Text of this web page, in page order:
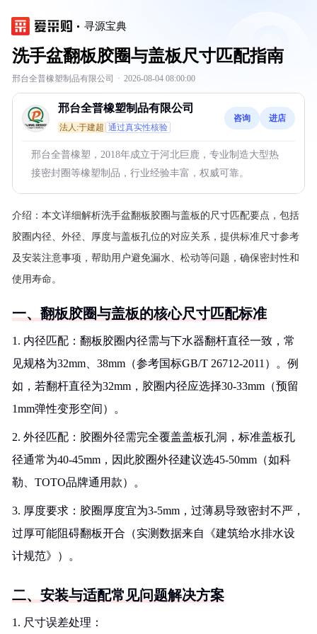
寻源宝典
洗手盆翻板胶圈与盖板尺寸匹配指南
邢台全普橡塑制品有限公司 · 2026-08-04 08:00:00
邢台全普橡塑制品有限公司
法人:于建超 通过真实性核验
咨询 进店
邢台全普橡塑，2018年成立于河北巨鹿，专业制造大型热
接密封圈等橡塑制品，行业经验丰富，权威可靠。
介绍： 本文详细解析洗手盆翻板胶圈与盖板的尺寸匹配要点，包括
胶圈内径、外径、厚度与盖板孔位的对应关系，提供标准尺寸参考
及安装注意事项，帮助用户避免漏水、松动等问题，确保密封性和
使用寿命。
一、翻板胶圈与盖板的核心尺寸匹配标准
1. 内径匹配：翻板胶圈内径需与下水器翻杆直径一致，常
见规格为32mm、38mm（参考国标GB/T 26712-2011）。例
如，若翻杆直径为32mm，胶圈内径应选择30-33mm（预留
1mm弹性变形空间）。
2. 外径匹配：胶圈外径需完全覆盖盖板孔洞，标准盖板孔
径通常为40-45mm，因此胶圈外径建议选45-50mm（如科
勒、TOTO品牌通用款）。
3. 厚度要求：胶圈厚度宜为3-5mm，过薄易导致密封不严，
过厚可能阻碍翻板开合（实测数据来自《建筑给水排水设
计规范》）。
二、安装与适配常见问题解决方案
1. 尺寸误差处理：